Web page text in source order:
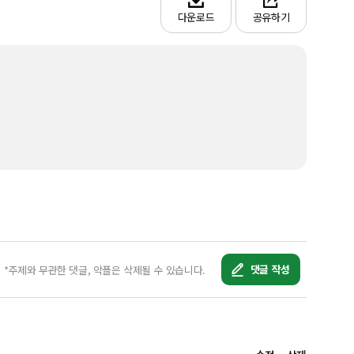
다운로드 공유하기
*주제와 무관한 댓글, 악플은 삭제될 수 있습니다. 댓글 작성